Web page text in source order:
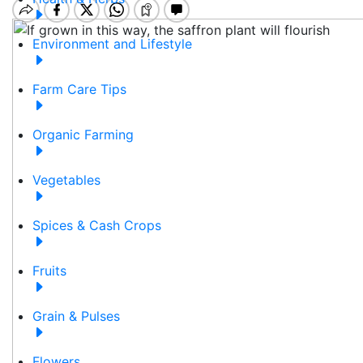
Environment and Lifestyle
Farm Care Tips
Organic Farming
Vegetables
Spices & Cash Crops
Fruits
Grain & Pulses